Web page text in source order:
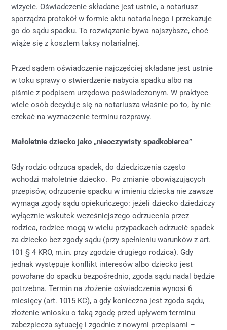
wizycie. Oświadczenie składane jest ustnie, a notariusz
sporządza protokół w formie aktu notarialnego i przekazuje
go do sądu spadku. To rozwiązanie bywa najszybsze, choć
wiąże się z kosztem taksy notarialnej.
Przed sądem oświadczenie najczęściej składane jest ustnie
w toku sprawy o stwierdzenie nabycia spadku albo na
piśmie z podpisem urzędowo poświadczonym. W praktyce
wiele osób decyduje się na notariusza właśnie po to, by nie
czekać na wyznaczenie terminu rozprawy.
Małoletnie dziecko jako „nieoczywisty spadkobierca”
Gdy rodzic odrzuca spadek, do dziedziczenia często
wchodzi małoletnie dziecko. Po zmianie obowiązujących
przepisów, odrzucenie spadku w imieniu dziecka nie zawsze
wymaga zgody sądu opiekuńczego: jeżeli dziecko dziedziczy
wyłącznie wskutek wcześniejszego odrzucenia przez
rodzica, rodzice mogą w wielu przypadkach odrzucić spadek
za dziecko bez zgody sądu (przy spełnieniu warunków z art.
101 § 4 KRO, m.in. przy zgodzie drugiego rodzica). Gdy
jednak występuje konflikt interesów albo dziecko jest
powołane do spadku bezpośrednio, zgoda sądu nadal będzie
potrzebna. Termin na złożenie oświadczenia wynosi 6
miesięcy (art. 1015 KC), a gdy konieczna jest zgoda sądu,
złożenie wniosku o taką zgodę przed upływem terminu
zabezpiecza sytuację i zgodnie z nowymi przepisami –